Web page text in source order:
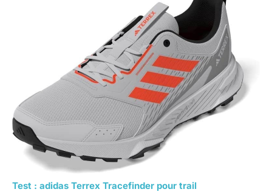
Test : adidas Terrex Tracefinder pour trail